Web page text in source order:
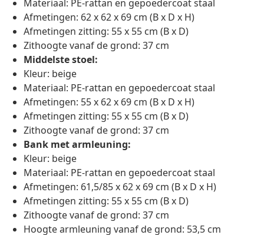
Materiaal: PE-rattan en gepoedercoat staal
Afmetingen: 62 x 62 x 69 cm (B x D x H)
Afmetingen zitting: 55 x 55 cm (B x D)
Zithoogte vanaf de grond: 37 cm
Middelste stoel:
Kleur: beige
Materiaal: PE-rattan en gepoedercoat staal
Afmetingen: 55 x 62 x 69 cm (B x D x H)
Afmetingen zitting: 55 x 55 cm (B x D)
Zithoogte vanaf de grond: 37 cm
Bank met armleuning:
Kleur: beige
Materiaal: PE-rattan en gepoedercoat staal
Afmetingen: 61,5/85 x 62 x 69 cm (B x D x H)
Afmetingen zitting: 55 x 55 cm (B x D)
Zithoogte vanaf de grond: 37 cm
Hoogte armleuning vanaf de grond: 53,5 cm